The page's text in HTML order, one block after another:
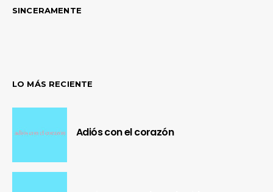
SINCERAMENTE
LO MÁS RECIENTE
Adiós con el corazón